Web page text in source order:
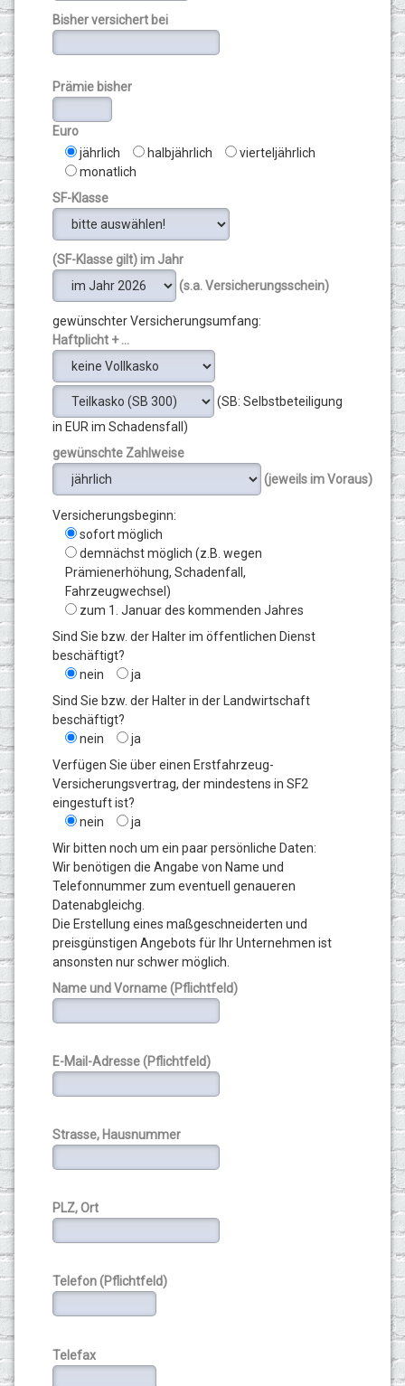
Bisher versichert bei
Prämie bisher
Euro
jährlich
halbjährlich
vierteljährlich
monatlich
SF-Klasse
(SF-Klasse gilt) im Jahr
(s.a. Versicherungsschein)
gewünschter Versicherungsumfang:
Haftplicht + ...
(SB: Selbstbeteiligung
in EUR im Schadensfall)
gewünschte Zahlweise
(jeweils im Voraus)
Versicherungsbeginn:
sofort möglich
demnächst möglich (z.B. wegen
Prämienerhöhung, Schadenfall,
Fahrzeugwechsel)
zum 1. Januar des kommenden Jahres
Sind Sie bzw. der Halter im öffentlichen Dienst
beschäftigt?
nein
ja
Sind Sie bzw. der Halter in der Landwirtschaft
beschäftigt?
nein
ja
Verfügen Sie über einen Erstfahrzeug-
Versicherungsvertrag, der mindestens in SF2
eingestuft ist?
nein
ja
Wir bitten noch um ein paar persönliche Daten:
Wir benötigen die Angabe von Name und
Telefonnummer zum eventuell genaueren
Datenabgleichg.
Die Erstellung eines maßgeschneiderten und
preisgünstigen Angebots für Ihr Unternehmen ist
ansonsten nur schwer möglich.
Name und Vorname (Pflichtfeld)
E-Mail-Adresse (Pflichtfeld)
Strasse, Hausnummer
PLZ, Ort
Telefon (Pflichtfeld)
Telefax